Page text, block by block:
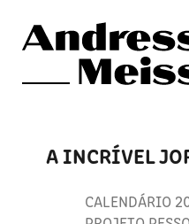
A INCRÍVEL
CALENDÁRIO